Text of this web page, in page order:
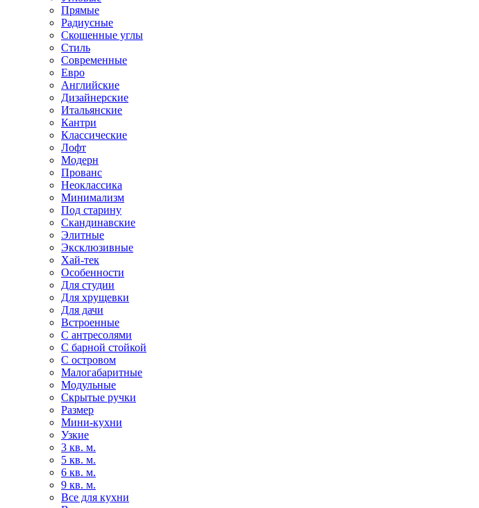
Прямые
Радиусные
Скошенные углы
Стиль
Современные
Евро
Английские
Дизайнерские
Итальянские
Кантри
Классические
Лофт
Модерн
Прованс
Неоклассика
Минимализм
Под старину
Скандинавские
Элитные
Эксклюзивные
Хай-тек
Особенности
Для студии
Для хрущевки
Для дачи
Встроенные
С антресолями
С барной стойкой
С островом
Малогабаритные
Модульные
Скрытые ручки
Размер
Мини-кухни
Узкие
3 кв. м.
5 кв. м.
6 кв. м.
9 кв. м.
Все для кухни